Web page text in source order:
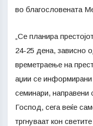
во благословената
„Се планира
24-25 дена, зависно
времетраење на
аџии се информирани
семинари, направени
Господ, сега веќе
тргнуваат кон